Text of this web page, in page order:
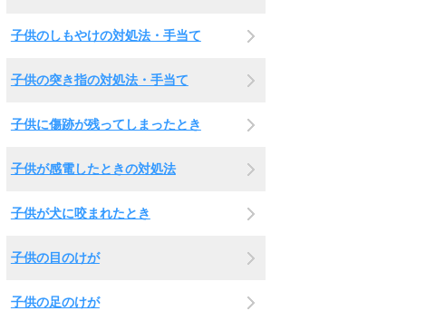
子供のしもやけの対処法・手当て
子供の突き指の対処法・手当て
子供に傷跡が残ってしまったとき
子供が感電したときの対処法
子供が犬に咬まれたとき
子供の目のけが
子供の足のけが